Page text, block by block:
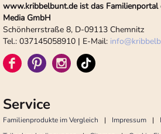
www.kribbelbunt.de ist das Familienportal
Media GmbH
Schönherrstraße 8, D-09113 Chemnitz
Tel.: 037145058910 | E-Mail: info@
Service
Familienprodukte im Vergleich Impressum